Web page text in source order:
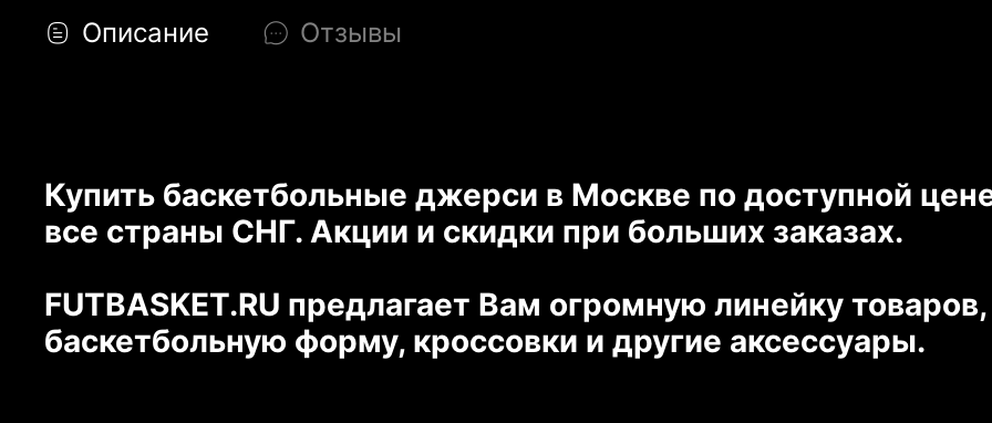
Описание Отзывы
Купить баскетбольные джерси в Москве по доступной
все страны СНГ. Акции и скидки при больших заказах.
FUTBASKET.RU предлагает Вам огромную линейку
баскетбольную форму, кроссовки и другие аксессуары.